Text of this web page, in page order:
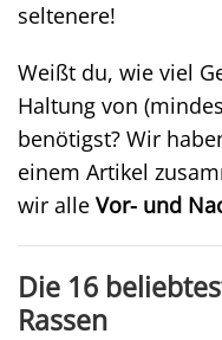
seltenere!
Weißt du, wie viel
Haltung von
benötigst? Wir
einem Artikel
wir alle Vor- und
Die 16
Rassen